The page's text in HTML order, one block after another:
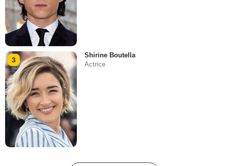
3
Shirine Boutella
Actrice